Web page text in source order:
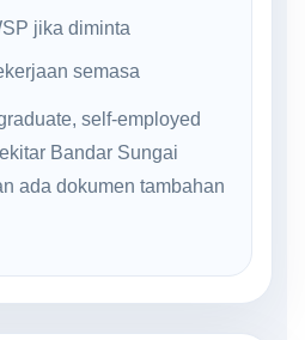
jika diminta
semasa
self-employed
Bandar Sungai
ada dokumen tambahan